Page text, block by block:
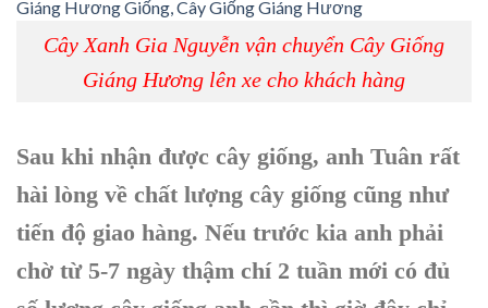
Cây Xanh Gia Nguyễn vận chuyển Cây Giống
Giáng Hương lên xe cho khách hàng
Sau khi nhận được cây giống, anh Tuân rất
hài lòng về chất lượng cây giống cũng như
tiến độ giao hàng. Nếu trước kia anh phải
chờ từ 5-7 ngày thậm chí 2 tuần mới có đủ